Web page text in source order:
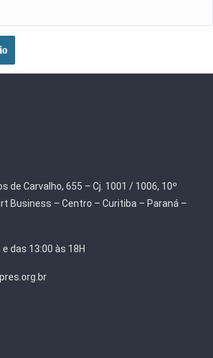
de Carvalho, 655 – Cj. 1001 / 1006, 10º
Business – Centro – Curitiba – Paraná –
das 13:00 às 18H